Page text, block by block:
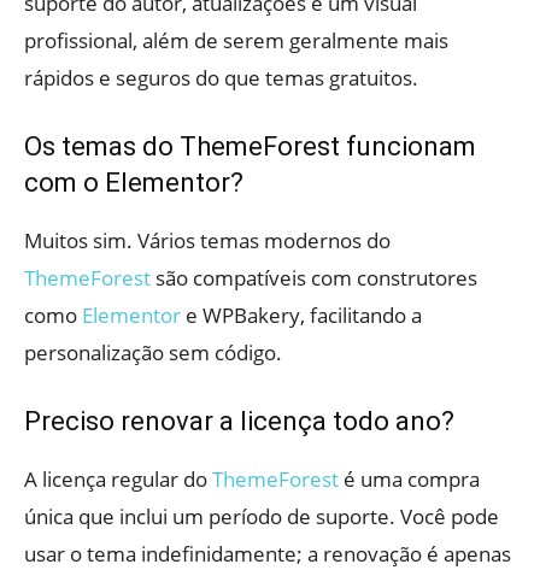
profissional, além de serem geralmente mais
rápidos e seguros do que temas gratuitos.
Os temas do ThemeForest funcionam
com o Elementor?
Muitos sim. Vários temas modernos do
ThemeForest são compatíveis com construtores
como Elementor e WPBakery, facilitando a
personalização sem código.
Preciso renovar a licença todo ano?
A licença regular doThemeForest é uma compra
única que inclui um período de suporte. Você pode
usar o tema indefinidamente; a renovação é apenas